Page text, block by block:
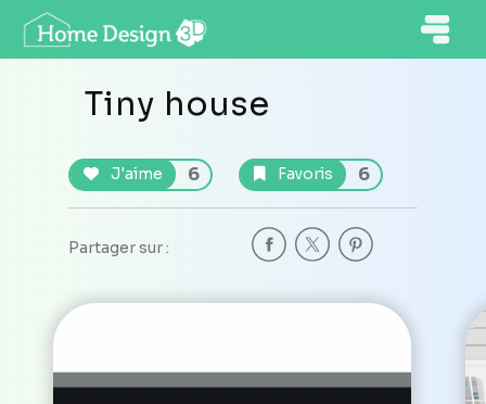
Tiny house
J'aime 6 Favoris 6
Partager sur :